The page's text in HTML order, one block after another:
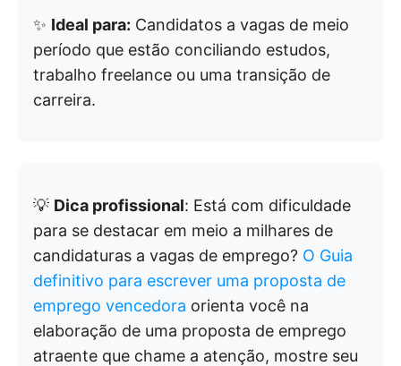
✨ Ideal para: Candidatos a vagas de meio
período que estão conciliando estudos,
trabalho freelance ou uma transição de
carreira.
💡 Dica profissional: Está com dificuldade
para se destacar em meio a milhares de
candidaturas a vagas de emprego? O Guia
definitivo para escrever uma proposta de
emprego vencedora orienta você na
elaboração de uma proposta de emprego
atraente que chame a atenção, mostre seu